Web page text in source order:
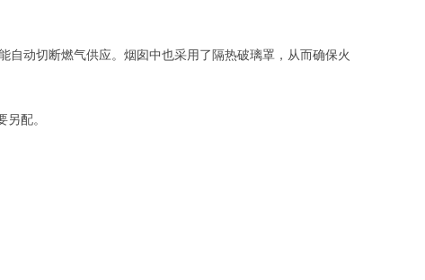
动切断燃气供应。烟囱中也采用了隔热破璃罩，从而确保火
配。